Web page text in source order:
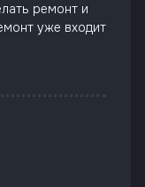
ремонт и
уже входит